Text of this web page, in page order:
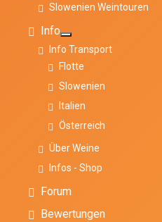
Slowenien Weintouren
Info
Weitere
Info Transport
Flotte
Slowenien
Italien
Österreich
Über Weine
Infos - Shop
Forum
Bewertungen